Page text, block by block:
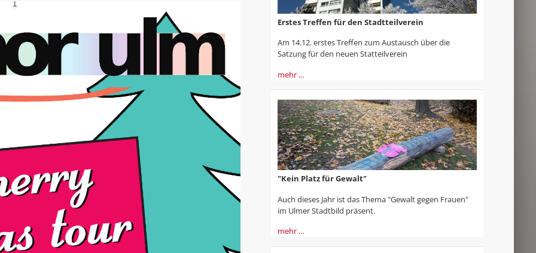
AK Unterwegs in Böfingen
Erstes Treffen für den Stadtteilverein
Am 14.12. erstes Treffen zum Austausch über die
Satzung für den neuen Statteilverein
mehr …
"Kein Platz für Gewalt"
Auch dieses Jahr ist das Thema "Gewalt gegen Frauen"
im Ulmer Stadtbild präsent.
mehr …